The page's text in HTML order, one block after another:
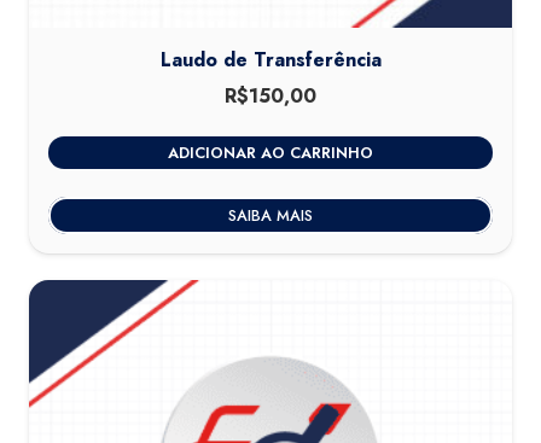
Laudo de Transferência
R$150,00
ADICIONAR AO CARRINHO
SAIBA MAIS